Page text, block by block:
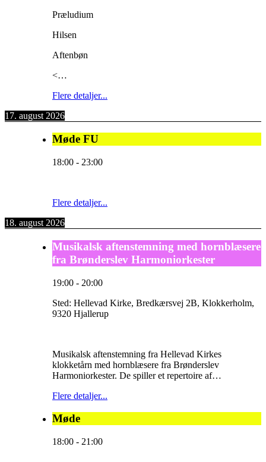
Præludium
Hilsen
Aftenbøn
<…
Flere detaljer...
17. august 2026
Møde FU
18:00 - 23:00
Flere detaljer...
18. august 2026
Musikalsk aftenstemning med hornblæsere
fra Brønderslev Harmoniorkester
19:00 - 20:00
Sted: Hellevad Kirke, Bredkærsvej 2B, Klokkerholm,
9320 Hjallerup
Musikalsk aftenstemning fra Hellevad Kirkes
klokketårn med hornblæsere fra Brønderslev
Harmoniorkester. De spiller et repertoire af…
Flere detaljer...
Møde
18:00 - 21:00